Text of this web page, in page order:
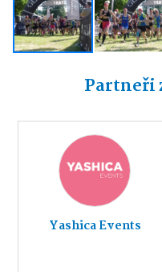
Partneři
Yashica Events